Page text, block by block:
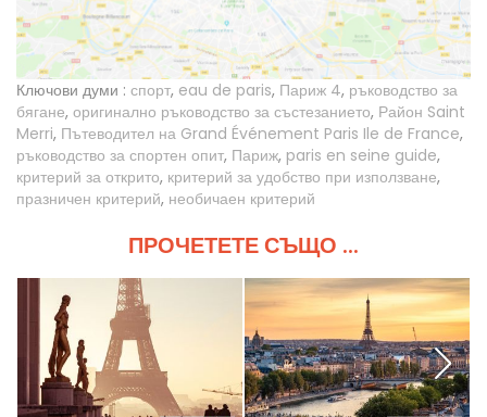
Ключови думи : спорт, eau de paris, Париж 4, ръководство за
бягане, оригинално ръководство за състезанието, Район Saint
Merri, Пътеводител на Grand Événement Paris Ile de France,
ръководство за спортен опит, Париж, paris en seine guide,
критерий за открито, критерий за удобство при използване,
празничен критерий, необичаен критерий
ПРОЧЕТЕТЕ СЪЩО ...